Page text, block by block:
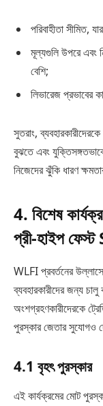
পরিবাহীতা সীমিত,
মূল্যগুলি উপরে এবং
বেশি;
লিভারেজ প্রভাবের
সুতরাং,
বুঝতে এবং
নিজেদের ঝুঁকি ধারণ
4. বিশেষ
প্রী-হাইপ ফেস্ট
WLFI প্রবর্তনের
ব্যবহারকারীদের জন্য চালু
অংশগ্রহণকারীদেরকে
পুরস্কার জেতার সুযোগও
4.1 বৃহৎ পুরস্কার
এই কার্যক্রমের মোট